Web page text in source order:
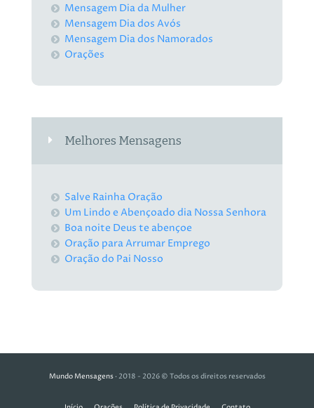
Mensagem Dia da Mulher
Mensagem Dia dos Avós
Mensagem Dia dos Namorados
Orações
Melhores Mensagens
Salve Rainha Oração
Um Lindo e Abençoado dia Nossa Senhora
Boa noite Deus te abençoe
Oração para Arrumar Emprego
Oração do Pai Nosso
Mundo Mensagens· 2018 - 2026 © Todos os direitos reservados